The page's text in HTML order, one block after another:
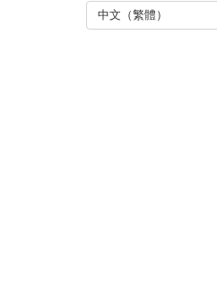
中文（繁體）